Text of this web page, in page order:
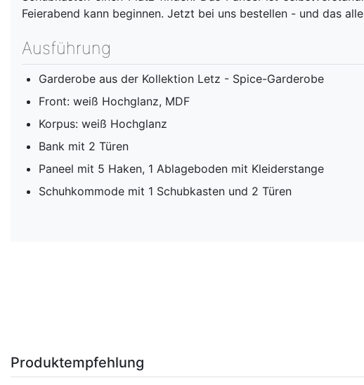
Feierabend kann beginnen. Jetzt bei uns bestellen - und das
Ausführung
Garderobe aus der Kollektion Letz - Spice-Garderobe
Front: weiß Hochglanz, MDF
Korpus: weiß Hochglanz
Bank mit 2 Türen
Paneel mit 5 Haken, 1 Ablageboden mit Kleiderstange
Schuhkommode mit 1 Schubkasten und 2 Türen
Produktempfehlung